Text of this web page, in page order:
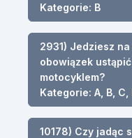
Kategorie: B
2931) Jedziesz
obowiązek
motocyklem?
Kategorie: A, B, C,
10178) Czy jadąc